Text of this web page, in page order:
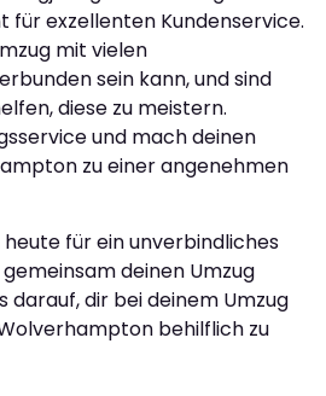
für exzellenten Kundenservice.
mit vielen
sein kann, und sind
diese zu meistern.
und mach deinen
zu einer angenehmen
für ein unverbindliches
deinen Umzug
darauf, dir bei deinem Umzug
behilflich zu